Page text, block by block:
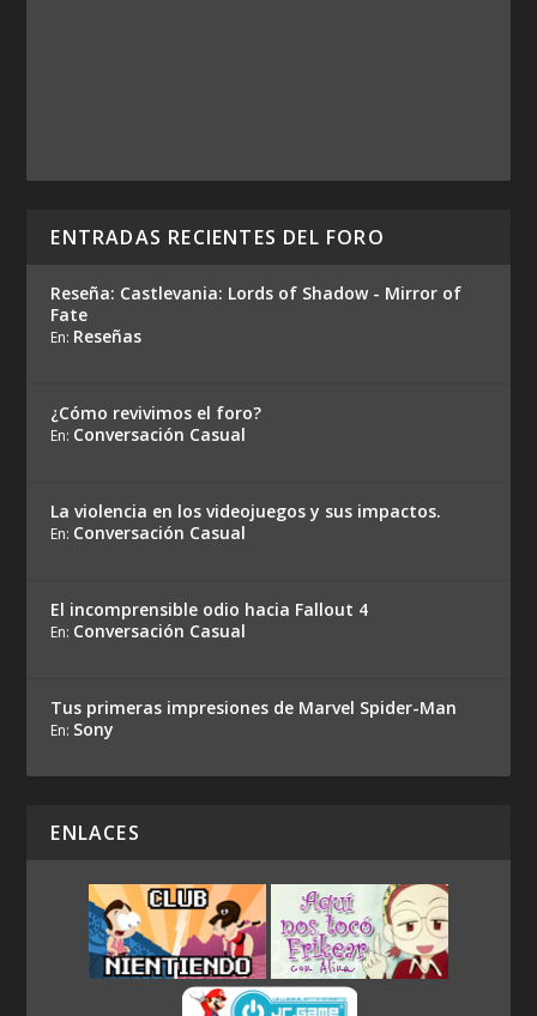
ENTRADAS RECIENTES DEL FORO
Reseña: Castlevania: Lords of Shadow - Mirror of
Fate
En: Reseñas
¿Cómo revivimos el foro?
En: Conversación Casual
La violencia en los videojuegos y sus impactos.
En: Conversación Casual
El incomprensible odio hacia Fallout 4
En: Conversación Casual
Tus primeras impresiones de Marvel Spider-Man
En: Sony
ENLACES